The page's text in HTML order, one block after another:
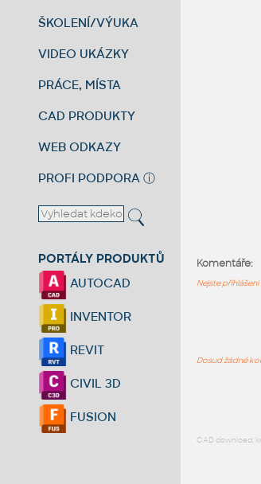
ŠKOLENÍ/VÝUKA
VIDEO UKÁZKY
PRÁCE, MÍSTA
CAD PRODUKTY
WEB ODKAZY
PROFI PODPORA ⓘ
PORTÁLY PRODUKTŮ
AUTOCAD
INVENTOR
REVIT
CIVIL 3D
FUSION
Komentáře:
Nejste
Dosud žádné
CAD download: